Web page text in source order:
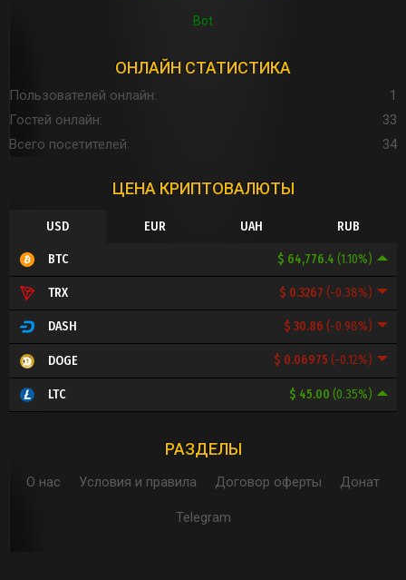
Bot
ОНЛАЙН СТАТИСТИКА
Пользователей онлайн
1
Гостей онлайн
33
Всего посетителей
34
ЦЕНА КРИПТОВАЛЮТЫ
USD EUR UAH RUB
$ 64,776.4 (1.10%)
BTC
$ 0.3267 (-0.38%)
TRX
$ 30.86 (-0.98%)
DASH
$ 0.06975 (-0.12%)
DOGE
$ 45.00 (0.35%)
LTC
РАЗДЕЛЫ
О нас Условия и правила Договор оферты Донат
Telegram